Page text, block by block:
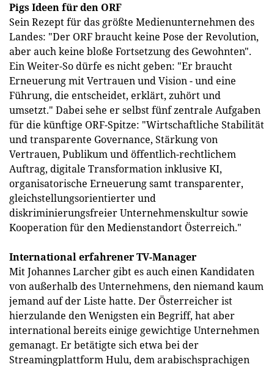
Pigs Ideen für den ORF
Sein Rezept für das größte Medienunternehmen des
Landes: "Der ORF braucht keine Pose der Revolution,
aber auch keine bloße Fortsetzung des Gewohnten".
Ein Weiter-So dürfe es nicht geben: "Er braucht
Erneuerung mit Vertrauen und Vision - und eine
Führung, die entscheidet, erklärt, zuhört und
umsetzt." Dabei sehe er selbst fünf zentrale Aufgaben
für die künftige ORF-Spitze: "Wirtschaftliche Stabilität
und transparente Governance, Stärkung von
Vertrauen, Publikum und öffentlich-rechtlichem
Auftrag, digitale Transformation inklusive KI,
organisatorische Erneuerung samt transparenter,
gleichstellungsorientierter und
diskriminierungsfreier Unternehmenskultur sowie
Kooperation für den Medienstandort Österreich."
International erfahrener TV-Manager
Mit Johannes Larcher gibt es auch einen Kandidaten
von außerhalb des Unternehmens, den niemand kaum
jemand auf der Liste hatte. Der Österreicher ist
hierzulande den Wenigsten ein Begriff, hat aber
international bereits einige gewichtige Unternehmen
gemanagt. Er betätigte sich etwa bei der
Streamingplattform Hulu, dem arabischsprachigen